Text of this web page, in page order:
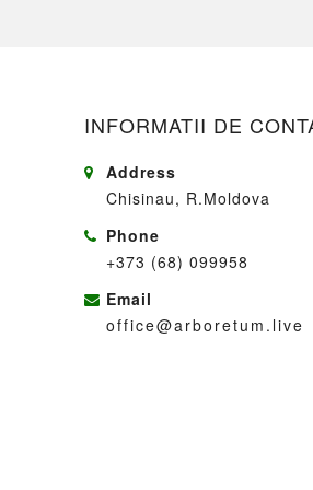
INFORMATII DE
Address
Chisinau, R.Moldova
Phone
+373 (68) 099958
Email
office@arboretum.live